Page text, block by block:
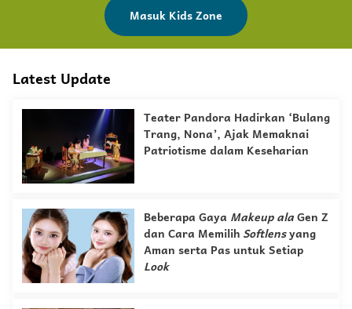
Masuk Kids Zone
Latest Update
Teater Pandora Hadirkan ‘Bulang
Trang, Nona’, Ajak Memaknai
Patriotisme dalam Keseharian
Beberapa Gaya Makeup alaGen Z
dan Cara Memilih Softlensyang
Aman serta Pas untuk Setiap
Look